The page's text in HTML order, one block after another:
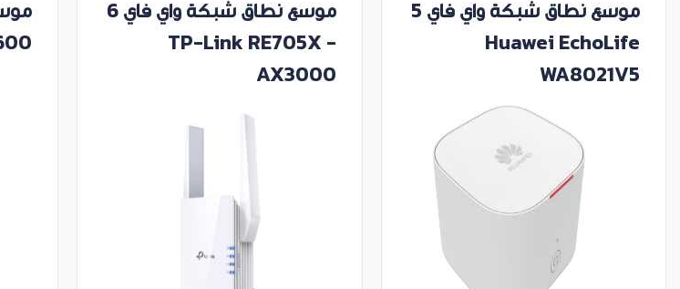
موسع نطاق شبكة واي فاي 5
Huawei EchoLife
WA8021V5
موسع نطاق شبكة واي فاي 6
TP-Link RE705X -
AX3000